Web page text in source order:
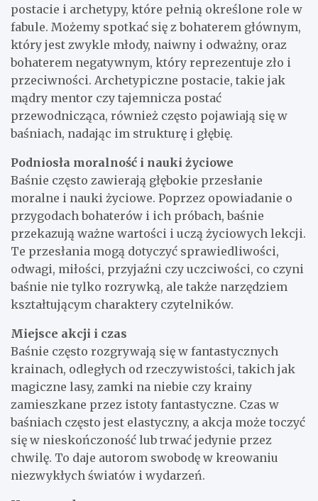
postacie i archetypy, które pełnią określone role w
fabule. Możemy spotkać się z bohaterem głównym,
który jest zwykle młody, naiwny i odważny, oraz
bohaterem negatywnym, który reprezentuje zło i
przeciwności. Archetypiczne postacie, takie jak
mądry mentor czy tajemnicza postać
przewodnicząca, również często pojawiają się w
baśniach, nadając im strukturę i głębię.
Podniosła moralność i nauki życiowe
Baśnie często zawierają głębokie przesłanie
moralne i nauki życiowe. Poprzez opowiadanie o
przygodach bohaterów i ich próbach, baśnie
przekazują ważne wartości i uczą życiowych lekcji.
Te przesłania mogą dotyczyć sprawiedliwości,
odwagi, miłości, przyjaźni czy uczciwości, co czyni
baśnie nie tylko rozrywką, ale także narzędziem
kształtującym charaktery czytelników.
Miejsce akcji i czas
Baśnie często rozgrywają się w fantastycznych
krainach, odległych od rzeczywistości, takich jak
magiczne lasy, zamki na niebie czy krainy
zamieszkane przez istoty fantastyczne. Czas w
baśniach często jest elastyczny, a akcja może toczyć
się w nieskończoność lub trwać jedynie przez
chwilę. To daje autorom swobodę w kreowaniu
niezwykłych światów i wydarzeń.